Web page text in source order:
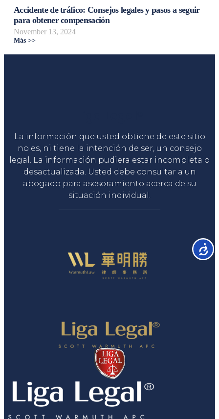
Accidente de tráfico: Consejos legales y pasos a seguir
para obtener compensación
November 13, 2024
Más >>
La información que usted obtiene de este sitio
no es, ni tiene la intención de ser, un consejo
legal. La información pudiera estar incompleta o
desactualizada. Usted debe consultar a un
abogado para asesoramiento acerca de su
situación individual.